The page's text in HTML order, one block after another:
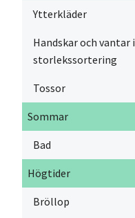
Ytterkläder
Handskar och vantar i
storlekssortering
Tossor
Sommar
Bad
Högtider
Bröllop